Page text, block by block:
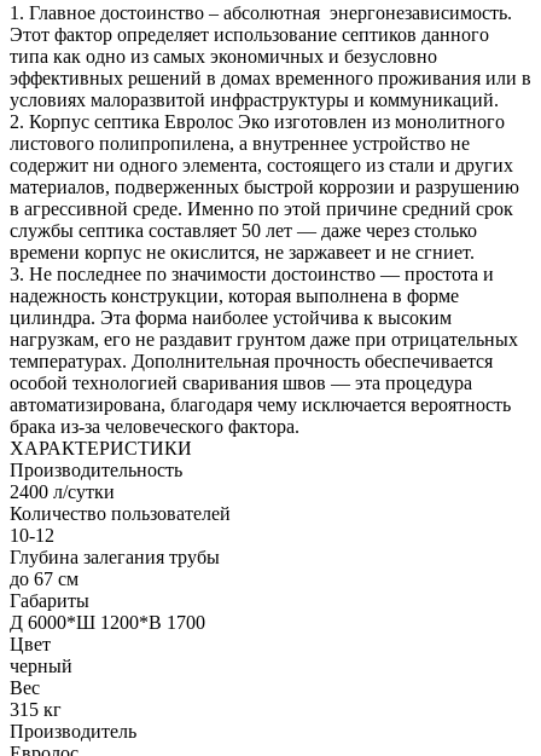
1. Главное достоинство – абсолютная энергонезависимость.
Этот фактор определяет использование септиков данного
типа как одно из самых экономичных и безусловно
эффективных решений в домах временного проживания или в
условиях малоразвитой инфраструктуры и коммуникаций.
2. Корпус септика Евролос Эко изготовлен из монолитного
листового полипропилена, а внутреннее устройство не
содержит ни одного элемента, состоящего из стали и других
материалов, подверженных быстрой коррозии и разрушению
в агрессивной среде. Именно по этой причине средний срок
службы септика составляет 50 лет — даже через столько
времени корпус не окислится, не заржавеет и не сгниет.
3. Не последнее по значимости достоинство — простота и
надежность конструкции, которая выполнена в форме
цилиндра. Эта форма наиболее устойчива к высоким
нагрузкам, его не раздавит грунтом даже при отрицательных
температурах. Дополнительная прочность обеспечивается
особой технологией сваривания швов — эта процедура
автоматизирована, благодаря чему исключается вероятность
брака из-за человеческого фактора.
ХАРАКТЕРИСТИКИ
Производительность
2400 л/сутки
Количество пользователей
10-12
Глубина залегания трубы
до 67 см
Габариты
Д 6000*Ш 1200*В 1700
Цвет
черный
Вес
315 кг
Производитель